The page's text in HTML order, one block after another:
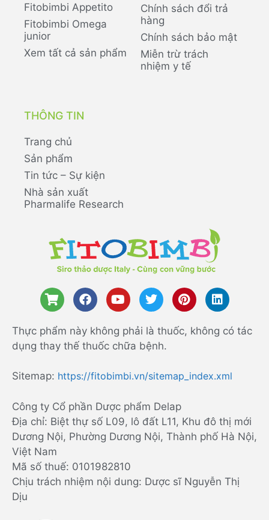
Fitobimbi Appetito
Fitobimbi Omega
junior
Xem tất cả sản phẩm
Chính sách đổi trả
hàng
Chính sách bảo mật
Miễn trừ trách
nhiệm y tế
THÔNG TIN
Trang chủ
Sản phẩm
Tin tức – Sự kiện
Nhà sản xuất
Pharmalife Research
Thực phẩm này không phải là thuốc, không có tác
dụng thay thế thuốc chữa bệnh.
Sitemap: https://fitobimbi.vn/sitemap_index.xml
Công ty Cổ phần Dược phẩm Delap
Địa chỉ: Biệt thự số L09, lô đất L11, Khu đô thị mới
Dương Nội, Phường Dương Nội, Thành phố Hà Nội,
Việt Nam
Mã số thuế: 0101982810
Chịu trách nhiệm nội dung: Dược sĩ Nguyễn Thị
Dịu